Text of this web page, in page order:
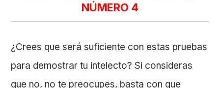
NÚMERO 4
¿Crees que será suficiente con estas pruebas
para demostrar tu intelecto? Si consideras
que no, no te preocupes, basta con que